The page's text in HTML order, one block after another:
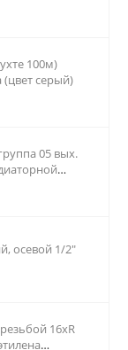
100м)
(цвет серый)
05 вых.
осевой 1/2"
16xR